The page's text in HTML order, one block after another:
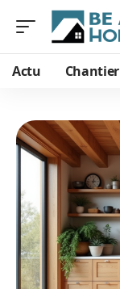
Actu Chantier